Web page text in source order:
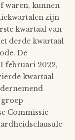
waren, kunnen
zijn
kwartaal van
derde kwartaal
De
februari 2022,
kwartaal
Commissie